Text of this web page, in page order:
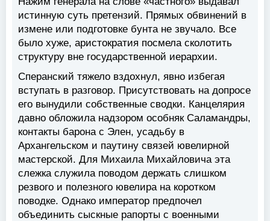
истинную суть претензий. Прямых обвинений в
измене или подготовке бунта не звучало. Все
было хуже, аристократия посмела сколотить
структуру вне государственной иерархии.
Сперанский тяжело вздохнул, явно избегая
вступать в разговор. Присутствовать на допросе
его вынудили собственные сводки. Канцелярия
давно обложила надзором особняк Саламандры,
контакты барона с Элен, усадьбу в
Архангельском и паутину связей ювелирной
мастерской. Для Михаила Михайловича эта
слежка служила поводом держать слишком
резвого и полезного ювелира на коротком
поводке. Однако император предпочел
объединить сыскные рапорты с военными